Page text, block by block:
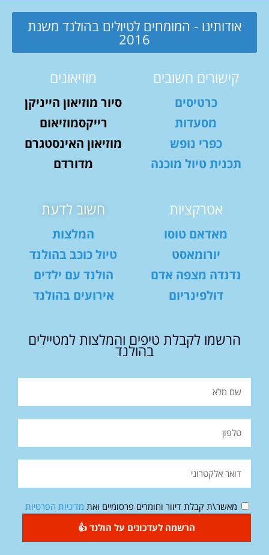
אודותינו - המומחים לטיולים בהולנד משנת
2016
קישורים חשובים
כרטיסים
מסעדות
כפרי נופש
תכנית טיול מוכנה
מוזיאונים
סיור מוזיאון הייניקן
רייקסמוזיאום
מוזיאון האינסטגרם
מדורדם
אטרקציות
מאדאם טוסו
יורומאסט
נדנדה מצפה אדם
דולפינריום
חשוב לדעת
המלצות
טיול כוכב בהולנד
הולנד עם ילדים
אירועים בהולנד
הרשמו לקבלת טיפים והמלצות למטיילים
בהולנד
מאשר\ת קבלת דיוור וחומרים פרסומיים ואת מדיניות הפרטיות
הרשמה לעדכונים על הולנד 👍